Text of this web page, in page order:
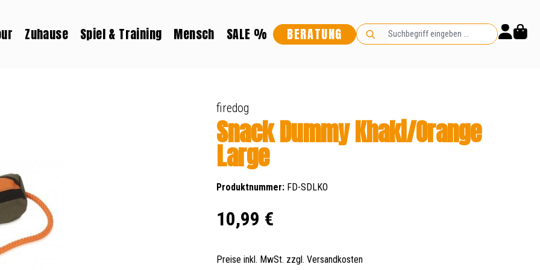
Zuhause Spiel & Training Mensch SALE % BERATUNG
firedog
Snack Dummy Khaki/Orange
Large
Produktnummer: FD-SDLKO
Regulärer Preis:
10,99 €
Preise inkl. MwSt. zzgl. Versandkosten